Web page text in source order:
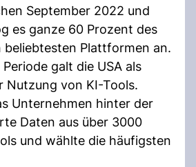
September 2022 und
es ganze 60 Prozent des
Plattformen an.
galt die USA als
Nutzung von KI-Tools.
Unternehmen hinter der
Daten aus über 3000
und wählte die häufigsten